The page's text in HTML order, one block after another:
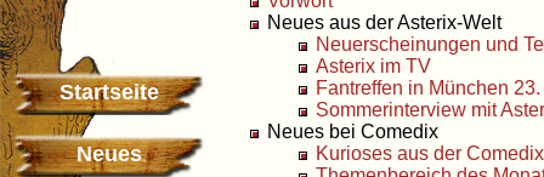
Startseite
Neues
Neues aus der Asterix-Welt
Neuerscheinungen und
Asterix im TV
Fantreffen in München 23.
Sommerinterview mit
Neues bei Comedix
Kurioses aus der